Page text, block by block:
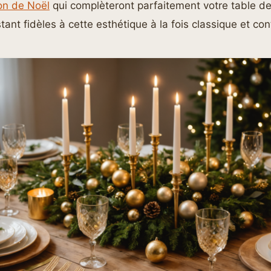
de Noël qui complèteront parfaitement votre table
fidèles à cette esthétique à la fois classique et